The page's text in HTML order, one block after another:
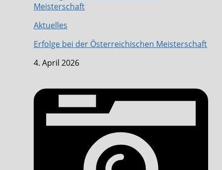
Aktuelles
Erfolge bei der Österreichischen Meisterschaft
4. April 2026